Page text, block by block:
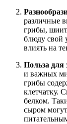
различные
грибы,
блюду свой
влиять на
Польза для
и важных
грибы
клетчатку.
белком.
сыром